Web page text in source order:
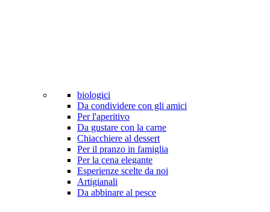
biologici
Da condividere con gli amici
Per l'aperitivo
Da gustare con la carne
Chiacchiere al dessert
Per il pranzo in famiglia
Per la cena elegante
Esperienze scelte da noi
Artigianali
Da abbinare al pesce